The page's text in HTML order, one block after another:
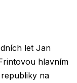
let Jan
hlavním
na